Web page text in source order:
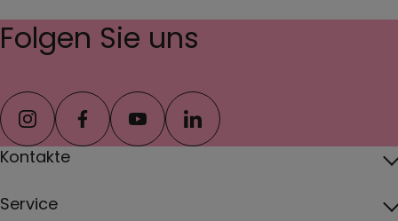
Folgen Sie uns
instagramfacebookyoutubelinkedin
Kontakte
Service